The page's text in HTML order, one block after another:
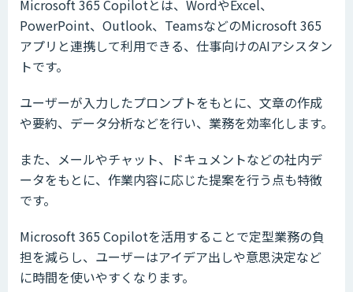
Microsoft 365 Copilotとは、WordやExcel、
PowerPoint、Outlook、TeamsなどのMicrosoft 365
アプリと連携して利用できる、仕事向けのAIアシスタン
トです。
ユーザーが入力したプロンプトをもとに、文章の作成
や要約、データ分析などを行い、業務を効率化します。
また、メールやチャット、ドキュメントなどの社内デ
ータをもとに、作業内容に応じた提案を行う点も特徴
です。
Microsoft 365 Copilotを活用することで定型業務の負
担を減らし、ユーザーはアイデア出しや意思決定など
に時間を使いやすくなります。